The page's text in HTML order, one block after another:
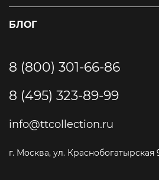
БЛОГ
8 (800) 301-66-86
8 (495) 323-89-99
info@ttcollection.ru
г. Москва, ул. Краснобогатырская